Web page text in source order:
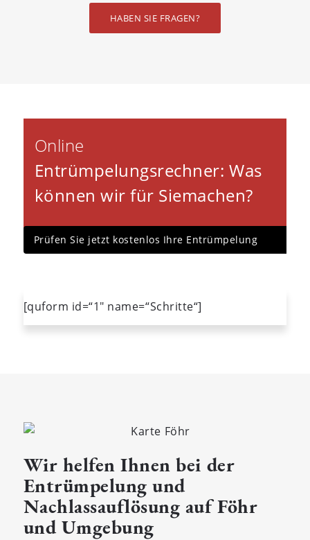
HABEN SIE FRAGEN?
Online
Entrümpelungsrechner: Was
können wir für Siemachen?
Prüfen Sie jetzt kostenlos Ihre Entrümpelung
[quform id=“1″ name=“Schritte“]
Wir helfen Ihnen bei der
Entrümpelung und
Nachlassauflösung auf Föhr
und Umgebung